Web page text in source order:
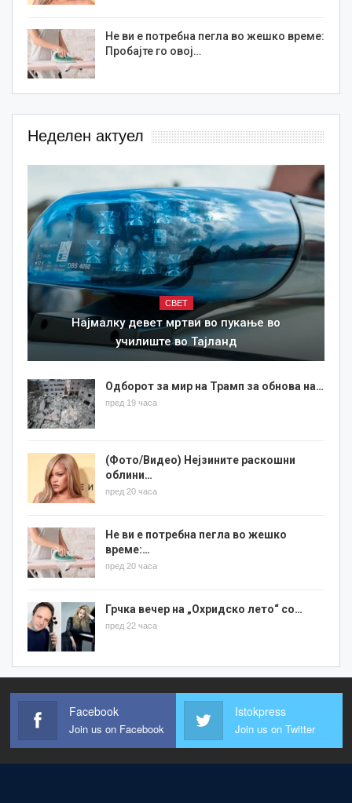
Не ви е потребна пегла во жешко време:
Пробајте го овој…
Неделен актуел
СВЕТ
Најмалку девет мртви во пукање во
училиште во Тајланд
Одборот за мир на Трамп за обнова на…
пред 19 часа
(Фото/Видео) Нејзините раскошни
облини…
пред 20 часа
Не ви е потребна пегла во жешко
време:…
пред 20 часа
Грчка вечер на „Охридско лето“ со…
пред 22 часа
Facebook
Join us on Facebook
Istokpress
Join us on Twitter